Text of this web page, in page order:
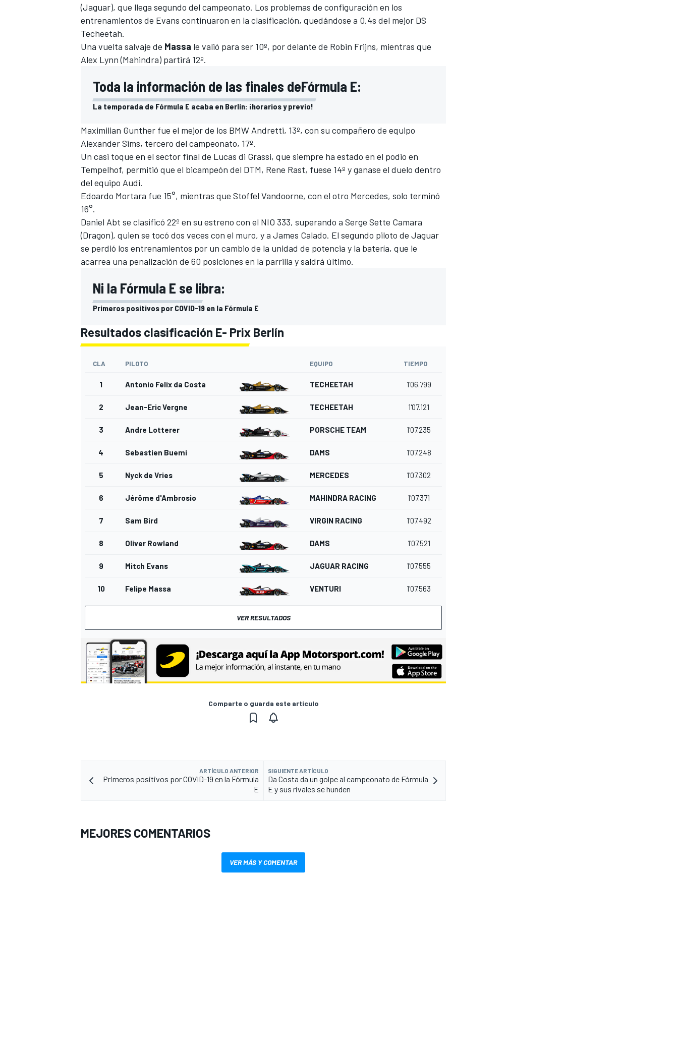
(Jaguar), que llega segundo del campeonato. Los problemas de configuración en los
entrenamientos de Evans continuaron en la clasificación, quedándose a 0.4s del mejor DS
Techeetah.
Una vuelta salvaje de Massa le valió para ser 10º, por delante de Robin Frijns, mientras que
Alex Lynn (Mahindra) partirá 12º.
Toda la información de las finales deFórmula E:
La temporada de Fórmula E acaba en Berlín: ¡horarios y previo!
Maximilian Gunther fue el mejor de los BMW Andretti, 13º, con su compañero de equipo
Alexander Sims, tercero del campeonato, 17º.
Un casi toque en el sector final de Lucas di Grassi, que siempre ha estado en el podio en
Tempelhof, permitió que el bicampeón del DTM, Rene Rast, fuese 14º y ganase el duelo dentro
del equipo Audi.
Edoardo Mortara fue 15°, mientras que Stoffel Vandoorne, con el otro Mercedes, solo terminó
16°.
Daniel Abt se clasificó 22º en su estreno con el NIO 333, superando a Serge Sette Camara
(Dragon), quien se tocó dos veces con el muro, y a James Calado. El segundo piloto de Jaguar
se perdió los entrenamientos por un cambio de la unidad de potencia y la batería, que le
acarrea una penalización de 60 posiciones en la parrilla y saldrá último.
Ni la Fórmula E se libra:
Primeros positivos por COVID-19 en la Fórmula E
Resultados clasificación E- Prix Berlín
CLA PILOTO EQUIPO TIEMPO
1 Antonio Felix da Costa TECHEETAH 1'06.799
2 Jean-Eric Vergne TECHEETAH 1'07.121
3 Andre Lotterer PORSCHE TEAM 1'07.235
4 Sebastien Buemi DAMS 1'07.248
5 Nyck de Vries MERCEDES 1'07.302
6 Jérôme d'Ambrosio MAHINDRA RACING 1'07.371
7 Sam Bird VIRGIN RACING 1'07.492
8 Oliver Rowland DAMS 1'07.521
9 Mitch Evans JAGUAR RACING 1'07.555
10 Felipe Massa VENTURI 1'07.563
VER RESULTADOS
Comparte o guarda este artículo
ARTÍCULO ANTERIOR
Primeros positivos por COVID-19 en la Fórmula
E
SIGUIENTE ARTÍCULO
Da Costa da un golpe al campeonato de Fórmula
E y sus rivales se hunden
MEJORES COMENTARIOS
VER MÁS Y COMENTAR